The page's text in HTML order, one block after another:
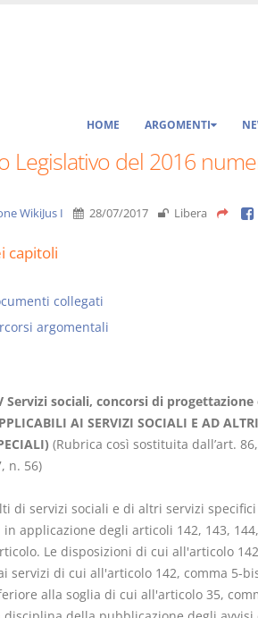
HOME ARGOMENTI
Legislativo del 2016
WikiJus I 28/07/2017 Libera
capitoli
collegati
argomentali
Servizi sociali, concorsi di
AI SERVIZI SOCIALI E AD
(Rubrica così sostituita dall’art.
n. 56)
di servizi sociali e di altri servizi
applicazione degli articoli 142, 143,
Le disposizioni di cui all'articolo
servizi di cui all'articolo 142, comma 5-
alla soglia di cui all'articolo 35,
I Vincoli Preliminari
D. Minussi
Versione ebook€
4,19 (iva incl.)